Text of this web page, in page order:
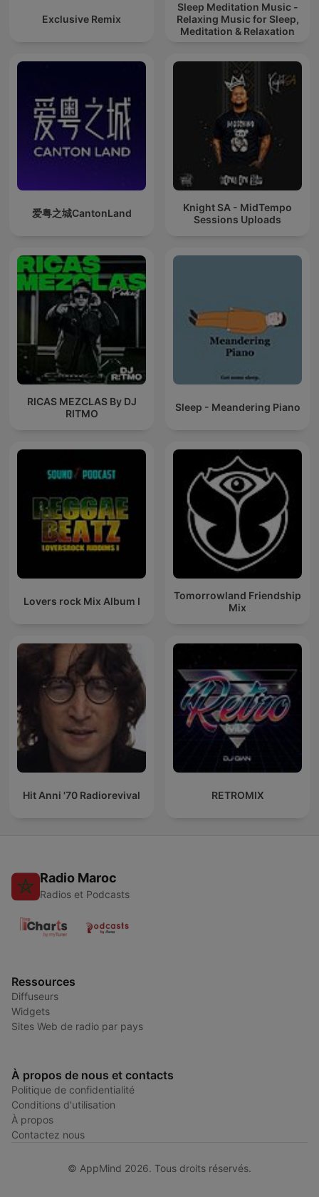
Exclusive Remix
Sleep Meditation Music -
Relaxing Music for Sleep,
Meditation & Relaxation
爱粤之城CantonLand
Knight SA - MidTempo
Sessions Uploads
RICAS MEZCLAS By DJ
RITMO
Sleep - Meandering Piano
Lovers rock Mix Album I
Tomorrowland Friendship
Mix
Hit Anni '70 Radiorevival RETROMIX
Radio Maroc
Radios et Podcasts
Ressources
Diffuseurs
Widgets
Sites Web de radio par pays
À propos de nous et contacts
Politique de confidentialité
Conditions d'utilisation
À propos
Contactez nous
© AppMind 2026. Tous droits réservés.